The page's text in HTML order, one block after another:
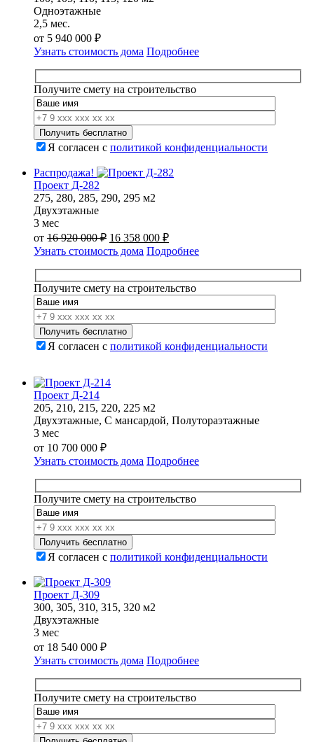
Одноэтажные
2,5 мес.
от 5 940 000 ₽
Узнать стоимость дома Подробнее
Получите смету на строительство
Я согласен с политикой конфиденциальности
Распродажа!
Проект Д-282
275, 280, 285, 290, 295 м2
Двухэтажные
3 мес
от 16 920 000₽ Первоначальная
цена
составляла
16
920
16 358 000 ₽Текущая
цена:
16
358
000 ₽.
Узнать стоимость дома Подробнее
Получите смету на строительство
Я согласен с политикой конфиденциальности
Проект Д-214
205, 210, 215, 220, 225 м2
Двухэтажные, С мансардой, Полутораэтажные
3 мес
от 10 700 000 ₽
Узнать стоимость дома Подробнее
Получите смету на строительство
Я согласен с политикой конфиденциальности
Проект Д-309
300, 305, 310, 315, 320 м2
Двухэтажные
3 мес
от 18 540 000 ₽
Узнать стоимость дома Подробнее
Получите смету на строительство